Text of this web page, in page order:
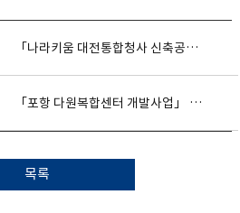
「나라키움 대전통합청사 신축공사」 관급자재(특정품목) 제안 요청
「포항 다원복합센터 개발사업」 건설사업관리용역 기술제안서 평가 결과 공개
목록